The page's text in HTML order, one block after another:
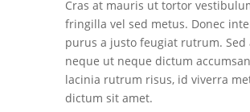
Cras at mauris ut tortor
fringilla vel sed metus. Donec
purus a justo feugiat rutrum. Sed
neque ut neque dictum
lacinia rutrum risus, id viverra
dictum sit amet.